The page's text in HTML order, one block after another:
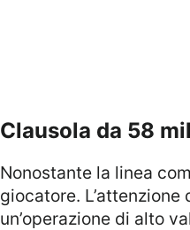
clausola da 58
Nonostante la linea comunicata pubblicamente, i rumor parlano di una possibile maggiore flessibilità sul futuro del
giocatore. L’attenzione
un’operazione di alto